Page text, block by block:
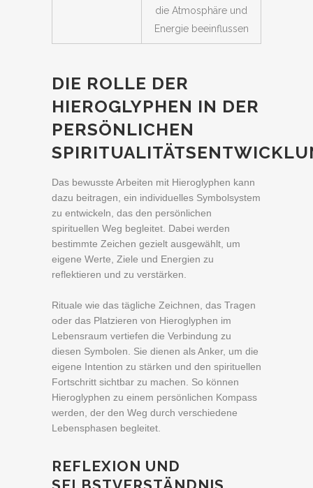
die Atmosphäre und
Energie beeinflussen
DIE ROLLE DER
HIEROGLYPHEN IN DER
PERSÖNLICHEN
Das bewusste Arbeiten mit Hieroglyphen kann
dazu beitragen, ein individuelles Symbolsystem
zu entwickeln, das den persönlichen
spirituellen Weg begleitet. Dabei werden
bestimmte Zeichen gezielt ausgewählt, um
eigene Werte, Ziele und Energien zu
reflektieren und zu verstärken.
Rituale wie das tägliche Zeichnen, das Tragen
oder das Platzieren von Hieroglyphen im
Lebensraum vertiefen die Verbindung zu
diesen Symbolen. Sie dienen als Anker, um die
eigene Intention zu stärken und den spirituellen
Fortschritt sichtbar zu machen. So können
Hieroglyphen zu einem persönlichen Kompass
werden, der den Weg durch verschiedene
Lebensphasen begleitet.
REFLEXION UND